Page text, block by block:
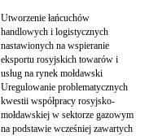
Utworzenie łańcuchów
handlowych i logistycznych
nastawionych na wspieranie
eksportu rosyjskich towarów i
usług na rynek mołdawski
Uregulowanie problematycznych
kwestii współpracy rosyjsko-
mołdawskiej w sektorze gazowym
na podstawie wcześniej zawartych